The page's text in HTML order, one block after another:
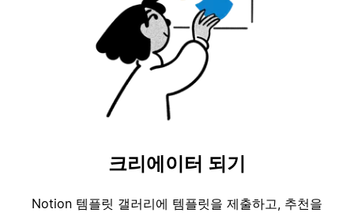
크리에이터 되기
Notion 템플릿 갤러리에 템플릿을 제출하고, 추천을